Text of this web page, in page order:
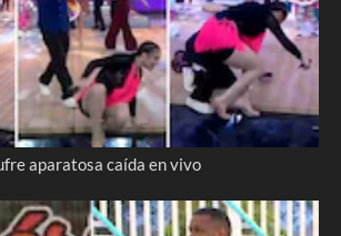
aparatosa caída en vivo